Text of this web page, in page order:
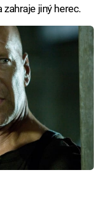
jiný herec.